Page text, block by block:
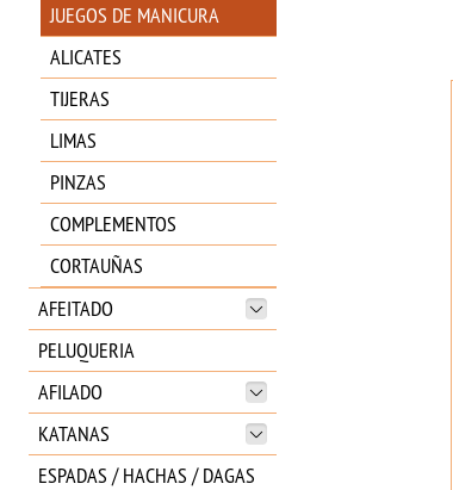
JUEGOS DE MANICURA
ALICATES
TIJERAS
LIMAS
PINZAS
COMPLEMENTOS
CORTAUÑAS
AFEITADO
PELUQUERIA
AFILADO
KATANAS
ESPADAS / HACHAS / DAGAS